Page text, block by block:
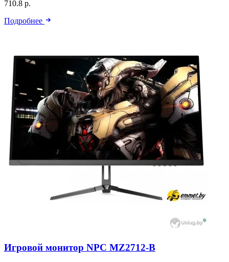
710.8 р.
Подробнее
Игровой монитор NPC MZ2712-B